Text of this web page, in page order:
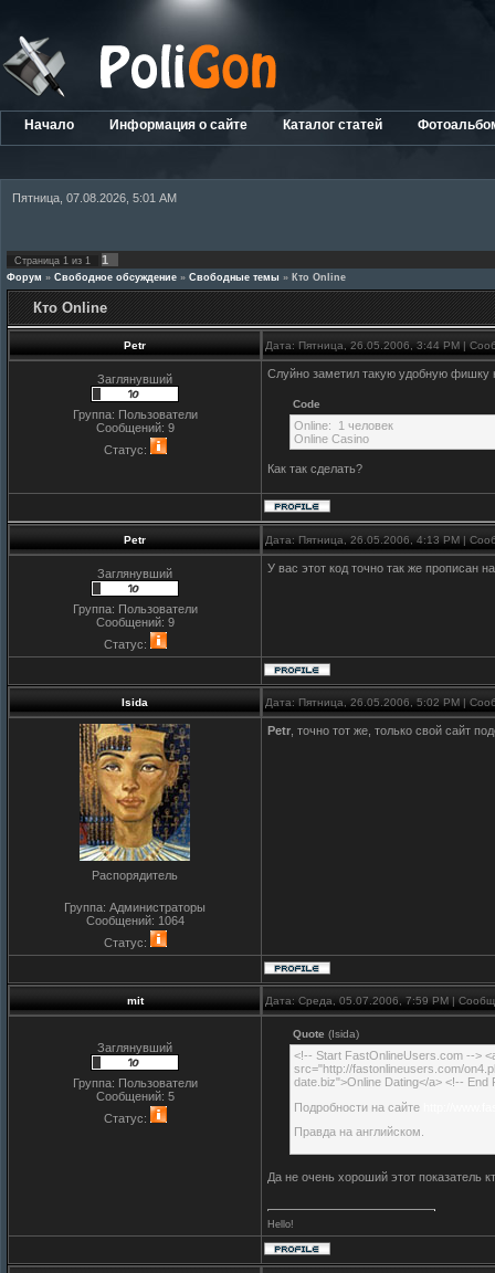
Начало Информация о сайте Каталог статей
Пятница, 07.08.2026, 5:01 AM
Страница 1 из 1 1
Форум » Свободное обсуждение » Свободные темы » Кто Online
Кто Online
Petr Дата: Пятница, 26.05.2006, 3:44 PM |
Заглянувший
Группа: Пользователи
Сообщений: 9
Статус:
Слуйно заметил такую удобную фишку
Code
Online: 1 человек
Online Casino
Как так сделать?
Petr Дата: Пятница, 26.05.2006, 4:13 PM |
Заглянувший
Группа: Пользователи
Сообщений: 9
Статус:
У вас этот код точно так же прописан
Isida Дата: Пятница, 26.05.2006, 5:02 PM |
Распорядитель
Группа: Администраторы
Сообщений: 1064
Статус:
Petr , точно тот же, только свой сайт
mit Дата: Среда, 05.07.2006, 7:59 PM |
Заглянувший
Группа: Пользователи
Сообщений: 5
Статус:
Quote (Isida)
<!-- Start FastOnlineUsers.com -->
src="http://fastonlineusers.com/
date.biz">Online Dating</a> <!--
Подробности на сайте
Правда на английском.
Да не очень хороший этот показатель
Hello!